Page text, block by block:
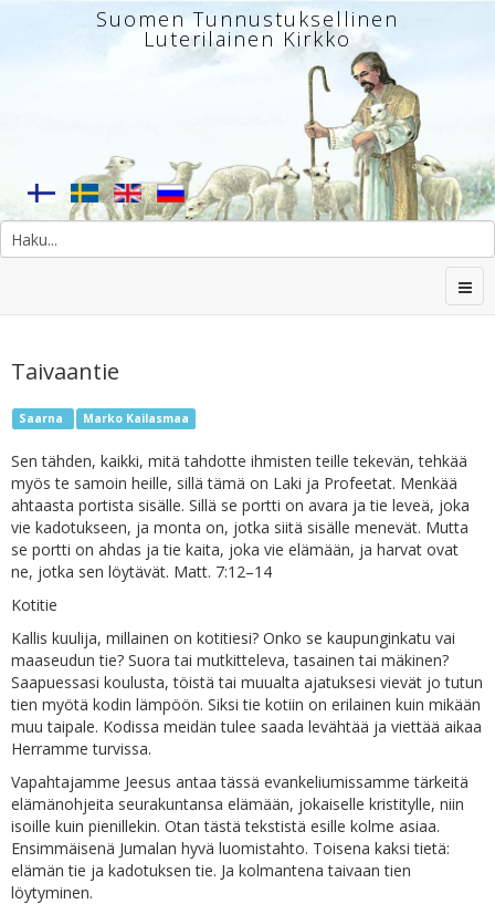
Suomen Tunnustuksellinen
Luterilainen Kirkko
Taivaantie
Saarna Marko Kailasmaa
Sen tähden, kaikki, mitä tahdotte ihmisten teille tekevän, tehkää
myös te samoin heille, sillä tämä on Laki ja Profeetat. Menkää
ahtaasta portista sisälle. Sillä se portti on avara ja tie leveä, joka
vie kadotukseen, ja monta on, jotka siitä sisälle menevät. Mutta
se portti on ahdas ja tie kaita, joka vie elämään, ja harvat ovat
ne, jotka sen löytävät. Matt. 7:12–14
Kotitie
Kallis kuulija, millainen on kotitiesi? Onko se kaupunginkatu vai
maaseudun tie? Suora tai mutkitteleva, tasainen tai mäkinen?
Saapuessasi koulusta, töistä tai muualta ajatuksesi vievät jo tutun
tien myötä kodin lämpöön. Siksi tie kotiin on erilainen kuin mikään
muu taipale. Kodissa meidän tulee saada levähtää ja viettää aikaa
Herramme turvissa.
Vapahtajamme Jeesus antaa tässä evankeliumissamme tärkeitä
elämänohjeita seurakuntansa elämään, jokaiselle kristitylle, niin
isoille kuin pienillekin. Otan tästä tekstistä esille kolme asiaa.
Ensimmäisenä Jumalan hyvä luomistahto. Toisena kaksi tietä:
elämän tie ja kadotuksen tie. Ja kolmantena taivaan tien
löytyminen.